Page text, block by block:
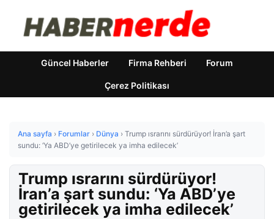
Güncel Haberler Firma Rehberi Forum
Çerez Politikası
Ana sayfa › Forumlar › Dünya › Trump ısrarını sürdürüyor! İran’a şart
sundu: ‘Ya ABD’ye getirilecek ya imha edilecek’
Trump ısrarını sürdürüyor!
İran’a şart sundu: ‘Ya ABD’ye
getirilecek ya imha edilecek’